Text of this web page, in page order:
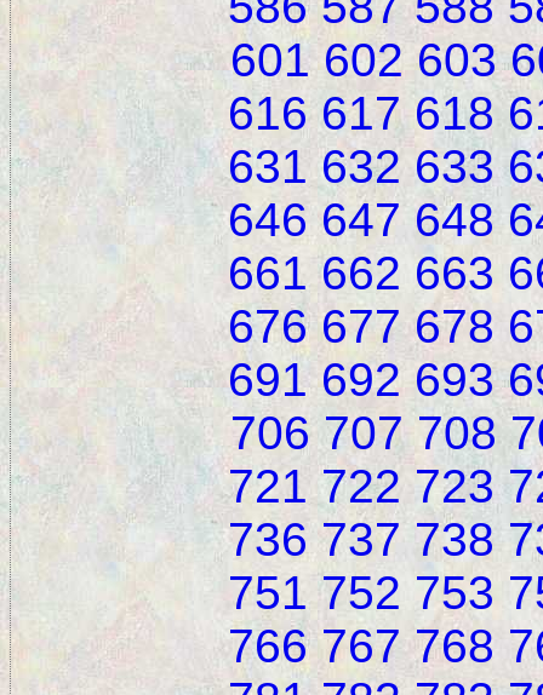
601 602 603
616 617 618
631 632 633
646 647 648
661 662 663
676 677 678
691 692 693
706 707 708
721 722 723
736 737 738
751 752 753
766 767 768